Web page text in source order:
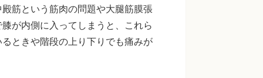
筋という筋肉の問題や大腿筋膜張
が内側に入ってしまうと、これら
ときや階段の上り下りでも痛みが